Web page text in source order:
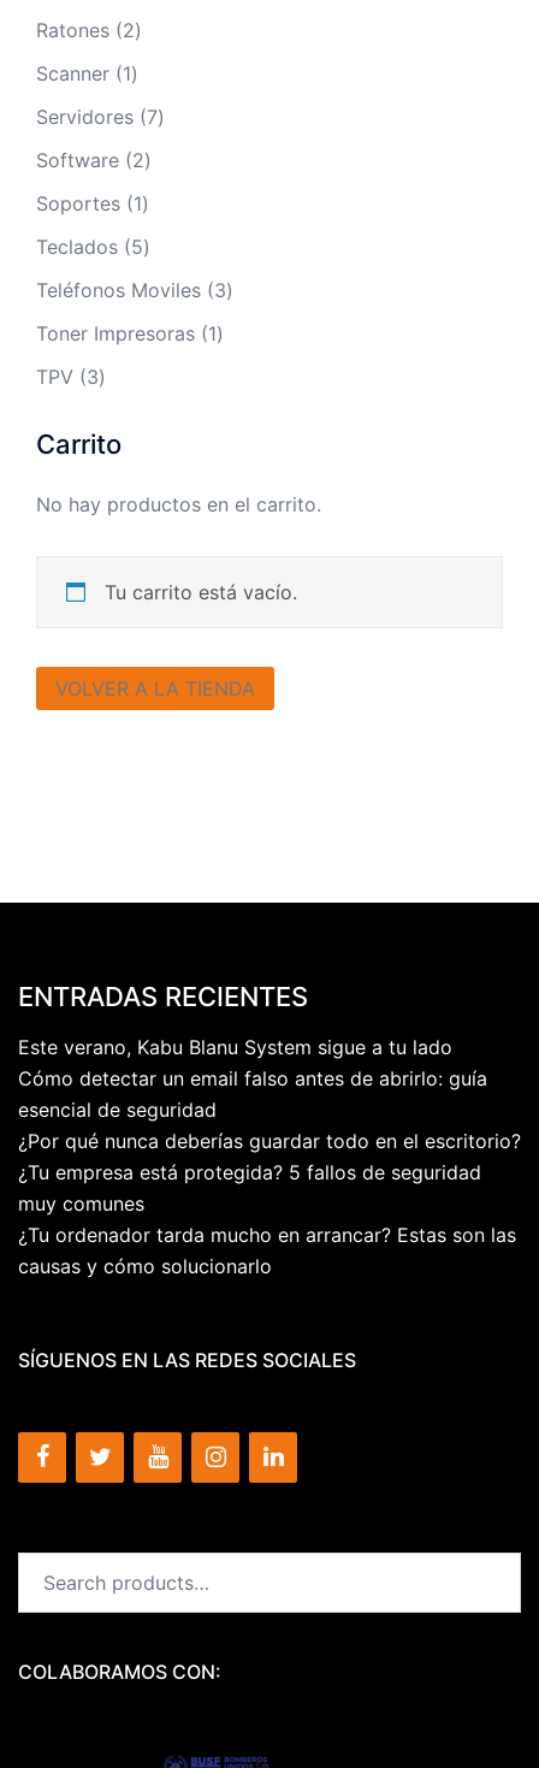
productos
Ratones 22
productos
Scanner 11
producto
Servidores 77
Software 22
productos
Soportes 11
producto
Teclados 55
productos
Teléfonos Moviles 33
Toner Impresoras 11
TPV 33
Carrito
No hay productos en el carrito.
Tu carrito está vacío.
VOLVER A LA TIENDA
ENTRADAS RECIENTES
Este verano, Kabu Blanu System sigue a tu lado
Cómo detectar un email falso antes de abrirlo: guía
esencial de seguridad
¿Por qué nunca deberías guardar todo en el escritorio?
¿Tu empresa está protegida? 5 fallos de seguridad
muy comunes
¿Tu ordenador tarda mucho en arrancar? Estas son las
causas y cómo solucionarlo
SÍGUENOS EN LAS REDES SOCIALES
for:
COLABORAMOS CON: